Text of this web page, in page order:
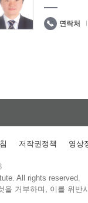
연락처
저작권정책 영상
All rights reserved.
거부하며, 이를 위